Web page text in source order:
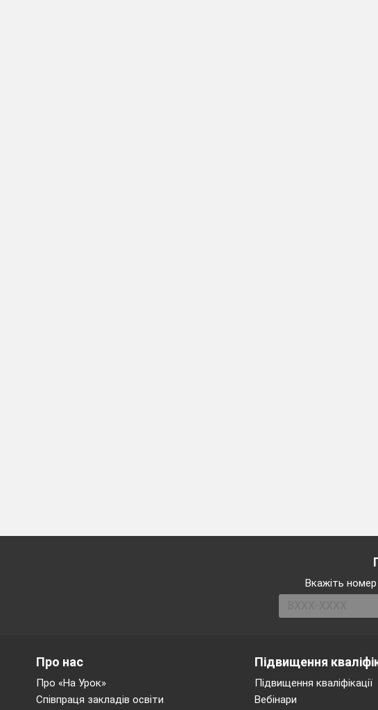
Вкажіть
Підвищення
Підвищення кваліфікації
Вебінари
Про нас
Про «На Урок»
Співпраця закладів освіти